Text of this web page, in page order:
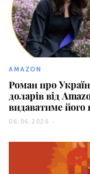
AMAZON
Роман про
доларів від
видаватиме його
06.06.2026 -